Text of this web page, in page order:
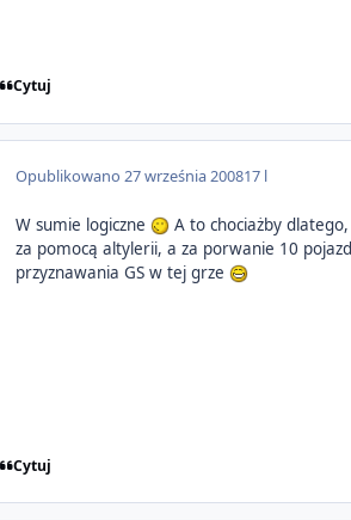
Cytuj
Opublikowano27 września 200817 l
W sumie logiczne
A to chociażby
za pomocą altylerii, a za porwanie 10
przyznawania GS w tej grze
Cytuj